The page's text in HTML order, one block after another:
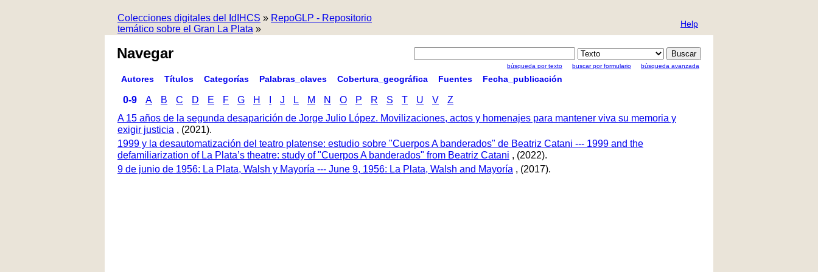
Colecciones digitales del IdIHCS » RepoGLP - Repositorio
temático sobre el Gran La Plata » Help
Navegar
búsqueda por texto buscar por formulario búsqueda avanzada
Autores Títulos Categorías Palabras_claves Cobertura_geográfica Fuentes Fecha_publicación
0-9 A B C D E F G H J L M N O P R S T U V
Z
A 15 años de la segunda desaparición de Jorge Julio López. Movilizaciones, actos y homenajes para mantener viva su memoria y
exigir justicia , (2021).
1999 y la desautomatización del teatro platense: estudio sobre "Cuerpos A banderados" de Beatriz Catani --- 1999 and the
defamiliarization of La Plata’s theatre: study of "Cuerpos A banderados" from Beatriz Catani , (2022).
9 de junio de 1956: La Plata, Walsh y Mayoría --- June 9, 1956: La Plata, Walsh and Mayoría , (2017).